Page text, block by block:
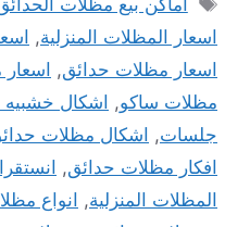
أماكن بيع مظلات
اسعار المظلات المنزلية,
اسعار مظلات حدائق,
مظلات ساكو, اشكال خشبيه
جلسات, اشكال مظلات
افكار مظلات حدائق,
المظلات المنزلية, انواع